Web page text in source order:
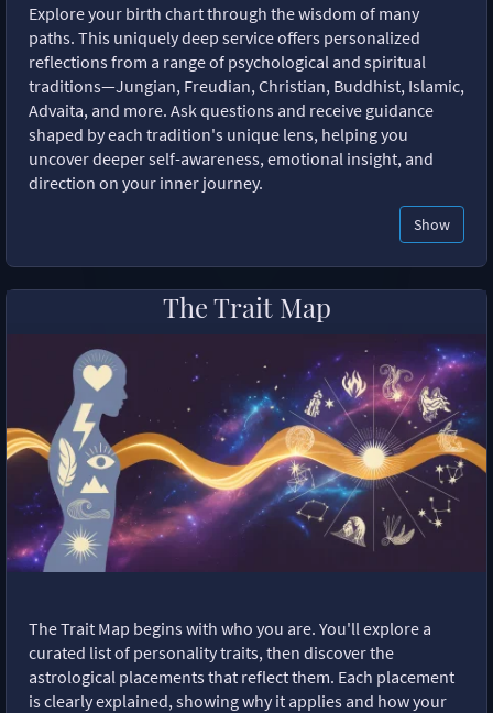
Explore your birth chart through the wisdom of many
paths. This uniquely deep service offers personalized
reflections from a range of psychological and spiritual
traditions—Jungian, Freudian, Christian, Buddhist, Islamic,
Advaita, and more. Ask questions and receive guidance
shaped by each tradition's unique lens, helping you
uncover deeper self-awareness, emotional insight, and
direction on your inner journey.
Show
The Trait Map
The Trait Map begins with who you are. You'll explore a
curated list of personality traits, then discover the
astrological placements that reflect them. Each placement
is clearly explained, showing why it applies and how your